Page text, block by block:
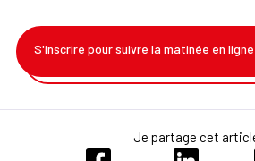
S'inscrire pour suivre la matinée en ligne
Je partage cet